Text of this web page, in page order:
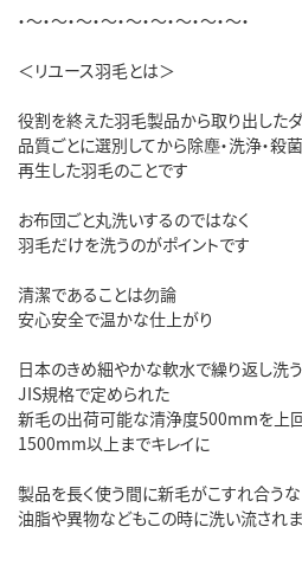
・～・～・～・～・～・～・～・～・～・
＜リユース羽毛とは＞
役割を終えた羽毛製品から取り出した
品質ごとに選別してから除塵・洗浄・殺
再生した羽毛のことです
お布団ごと丸洗いするのではなく
羽毛だけを洗うのがポイントです
清潔であることは勿論
安心安全で温かな仕上がり
日本のきめ細やかな軟水で繰り返し洗
JIS規格で定められた
新毛の出荷可能な清浄度500mmを上
1500mm以上までキレイに
製品を長く使う間に新毛がこすれ合う
油脂や異物などもこの時に洗い流され